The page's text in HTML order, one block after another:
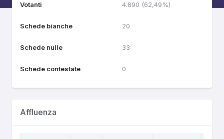
Votanti 4.890 (62,49%)
Schede bianche 20
Schede nulle 33
Schede contestate 0
Affluenza